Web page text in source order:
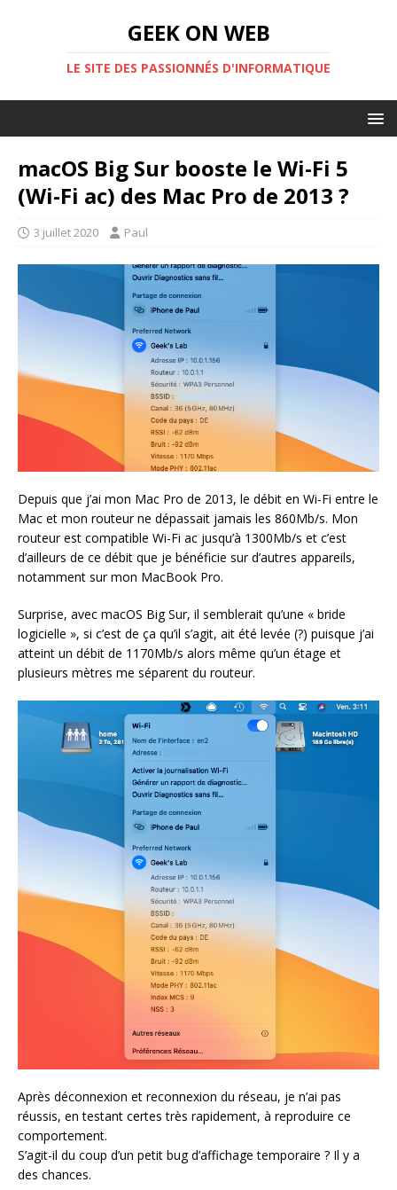
GEEK ON WEB
LE SITE DES PASSIONNÉS D'INFORMATIQUE
macOS Big Sur booste le Wi-Fi 5
(Wi-Fi ac) des Mac Pro de 2013 ?
3 juillet 2020 Paul
Depuis que j’ai mon Mac Pro de 2013, le débit en Wi-Fi entre le
Mac et mon routeur ne dépassait jamais les 860Mb/s. Mon
routeur est compatible Wi-Fi ac jusqu’à 1300Mb/s et c’est
d’ailleurs de ce débit que je bénéficie sur d’autres appareils,
notamment sur mon MacBook Pro.
Surprise, avec macOS Big Sur, il semblerait qu’une « bride
logicielle », si c’est de ça qu’il s’agit, ait été levée (?) puisque j’ai
atteint un débit de 1170Mb/s alors même qu’un étage et
plusieurs mètres me séparent du routeur.
Après déconnexion et reconnexion du réseau, je n’ai pas
réussis, en testant certes très rapidement, à reproduire ce
comportement.
S’agit-il du coup d’un petit bug d’affichage temporaire ? Il y a
des chances.